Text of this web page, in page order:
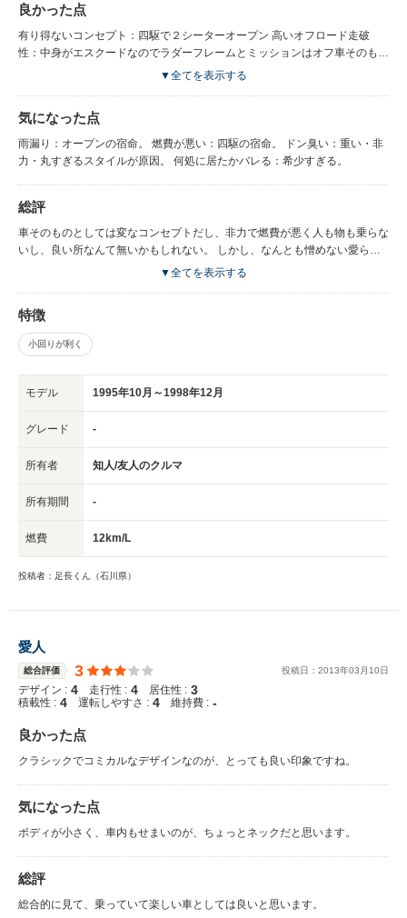
良かった点
有り得ないコンセプト：四駆で２シーターオープン 高いオフロード走破
性：中身がエスクードなのでラダーフレームとミッションはオフ車そのも
の。 同じ車には滅多に出会わない とにかく希少車。国内販売は1,300台、
▼全てを表示する
気になった点
雨漏り：オープンの宿命。 燃費が悪い：四駆の宿命。 ドン臭い：重い・非
力・丸すぎるスタイルが原因。 何処に居たかバレる：希少すぎる。
総評
車そのものとしては変なコンセプトだし、非力で燃費が悪く人も物も乗らな
いし、良い所なんて無いかもしれない。 しかし、なんとも憎めない愛らし
▼全てを表示する
特徴
小回りが利く
モデル 1995年10月～1998年12月
グレード -
所有者 知人/友人のクルマ
所有期間 -
燃費 12km/L
投稿者：足長くん（石川県）
愛人
総合評価 3 投稿日： 2013年03 月 10日
デザイン : 4 走行性 : 4 居住性 : 3
積載性 : 4 運転しやすさ : 4 維持費 : -
良かった点
クラシックでコミカルなデザインなのが、とっても良い印象ですね。
気になった点
ボディが小さく、車内もせまいのが、ちょっとネックだと思います。
総評
総合的に見て、乗っていて楽しい車としては良いと思います。